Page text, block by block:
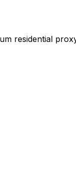
residential